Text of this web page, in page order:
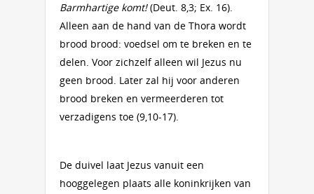
Barmhartige komt!(Deut. 8,3; Ex. 16).
Alleen aan de hand van de Thora wordt
brood brood: voedsel om te breken en te
delen. Voor zichzelf alleen wil Jezus nu
geen brood. Later zal hij voor anderen
brood breken en vermeerderen tot
verzadigens toe (9,10-17).
De duivel laat Jezus vanuit een
hooggelegen plaats alle koninkrijken van